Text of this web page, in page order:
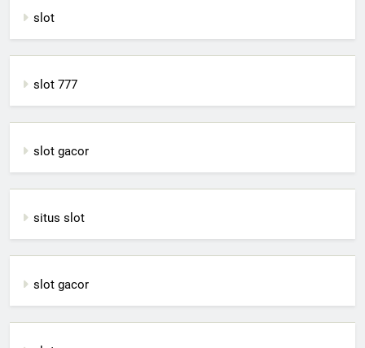
slot
slot 777
slot gacor
situs slot
slot gacor